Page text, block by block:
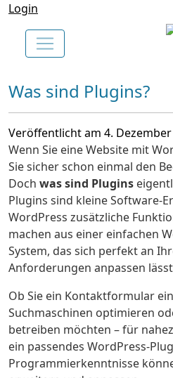
Login
Was sind Plugins?
Veröffentlicht am 4.
Wenn Sie eine Website mit
Sie sicher schon einmal den
Doch was sind Plugins
Plugins sind kleine Software-
WordPress zusätzliche
machen aus einer einfachen
System, das sich perfekt an
Anforderungen anpassen
Ob Sie ein Kontaktformular
Suchmaschinen optimieren
betreiben möchten – für
ein passendes WordPress-
Programmierkenntnisse